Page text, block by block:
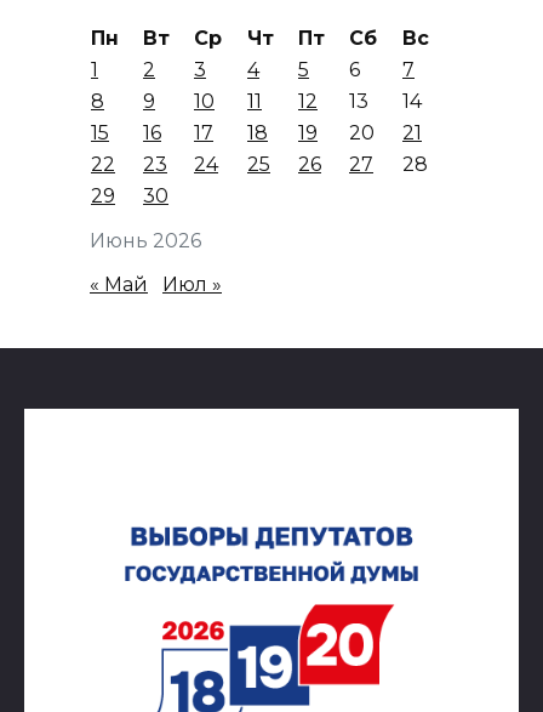
Июнь 2026
Пн Вт Ср Чт Пт Сб
Вс
1
2 3 4 5 6
7
8
9 10 11 12 13
14
15
16 17 18 19 20
21
22
23 24 25 26 27
28
29
30
« Май Июл »